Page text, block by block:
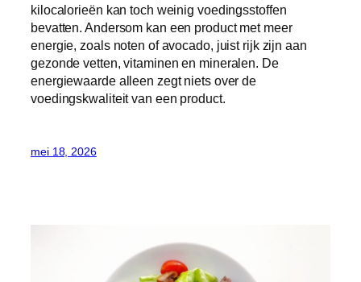
kilocalorieën kan toch weinig voedingsstoffen
bevatten. Andersom kan een product met meer
energie, zoals noten of avocado, juist rijk zijn aan
gezonde vetten, vitaminen en mineralen. De
energiewaarde alleen zegt niets over de
voedingskwaliteit van een product.
mei 18, 2026